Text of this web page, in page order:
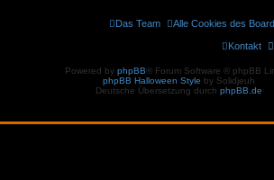
Alle Cookies des
Das Team
Kontakt
Powered by phpBB® Forum Software © phpBB
phpBB Halloween Style by Solidjeuh
Deutsche Übersetzung durch phpBB.de